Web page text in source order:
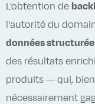
L'obtention de
l'autorité du
données
des résultats
produits — qui, bien
nécessairement